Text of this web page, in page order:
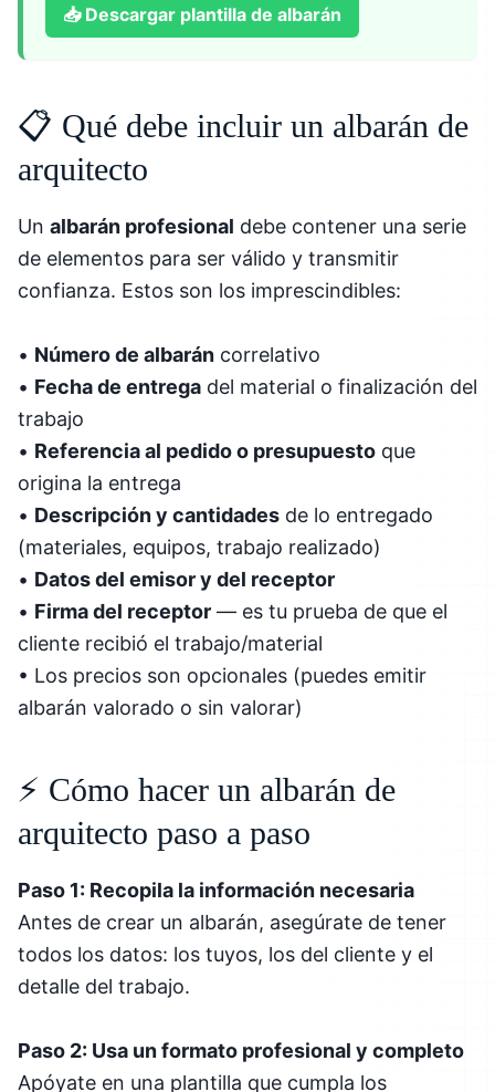
📥 Descargar plantilla de albarán
📋 Qué debe incluir un albarán de
arquitecto
Un albarán profesional debe contener una serie
de elementos para ser válido y transmitir
confianza. Estos son los imprescindibles:
• Número de albarán correlativo
• Fecha de entrega del material o finalización del
trabajo
• Referencia al pedido o presupuesto que
origina la entrega
• Descripción y cantidades de lo entregado
(materiales, equipos, trabajo realizado)
• Datos del emisor y del receptor
• Firma del receptor — es tu prueba de que el
cliente recibió el trabajo/material
• Los precios son opcionales (puedes emitir
albarán valorado o sin valorar)
⚡ Cómo hacer un albarán de
arquitecto paso a paso
Paso 1: Recopila la información necesaria
Antes de crear un albarán, asegúrate de tener
todos los datos: los tuyos, los del cliente y el
detalle del trabajo.
Paso 2: Usa un formato profesional y completo
Apóyate en una plantilla que cumpla los